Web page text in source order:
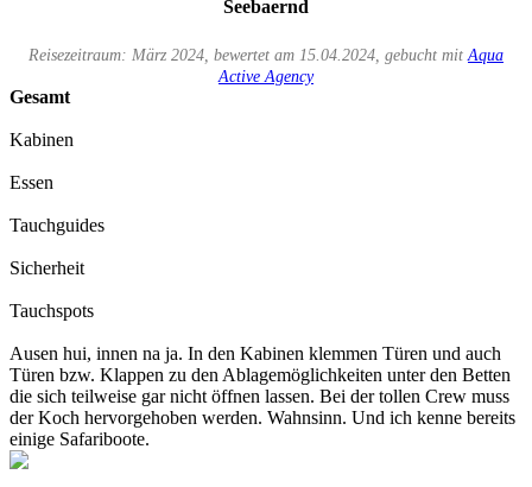
Seebaernd
Reisezeitraum: März 2024, bewertet am 15.04.2024, gebucht mit Aqua
Active Agency
Gesamt
Kabinen
Essen
Tauchguides
Sicherheit
Tauchspots
Ausen hui, innen na ja. In den Kabinen klemmen Türen und auch
Türen bzw. Klappen zu den Ablagemöglichkeiten unter den Betten
die sich teilweise gar nicht öffnen lassen. Bei der tollen Crew muss
der Koch hervorgehoben werden. Wahnsinn. Und ich kenne bereits
einige Safariboote.